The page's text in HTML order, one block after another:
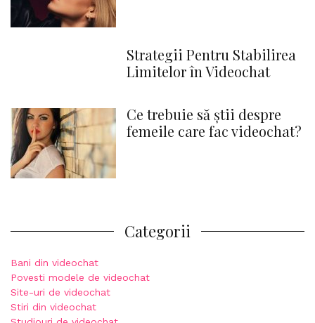
Strategii Pentru Stabilirea
Limitelor în Videochat
Ce trebuie să știi despre
femeile care fac videochat?
Categorii
Bani din videochat
Povesti modele de videochat
Site-uri de videochat
Stiri din videochat